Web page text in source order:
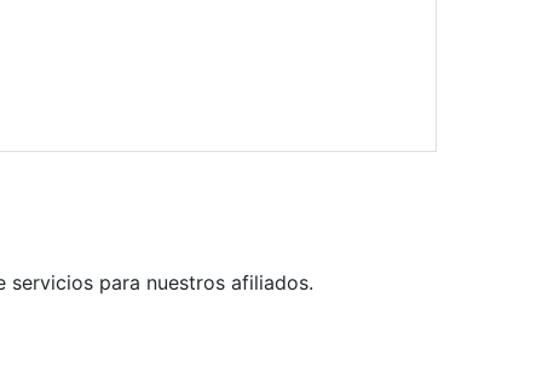
servicios para nuestros afiliados.